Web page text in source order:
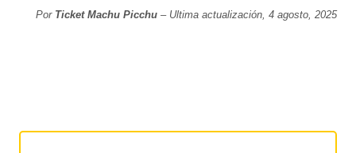
Por Ticket Machu Picchu– Ultima actualización, 4 agosto, 2025